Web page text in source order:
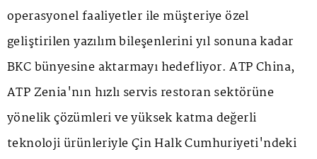
operasyonel faaliyetler ile müşteriye özel
geliştirilen yazılım bileşenlerini yıl sonuna kadar
BKC bünyesine aktarmayı hedefliyor. ATP China,
ATP Zenia'nın hızlı servis restoran sektörüne
yönelik çözümleri ve yüksek katma değerli
teknoloji ürünleriyle Çin Halk Cumhuriyeti'ndeki